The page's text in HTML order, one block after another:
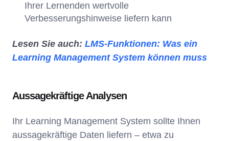
Ihrer Lernenden wertvolle
Verbesserungshinweise liefern kann
Lesen Sie auch: LMS-Funktionen: Was ein
Learning Management System können muss
Aussagekräftige Analysen
Ihr Learning Management System sollte Ihnen
aussagekräftige Daten liefern – etwa zu